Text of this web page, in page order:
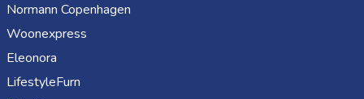
Normann Copenhagen
Woonexpress
Eleonora
LifestyleFurn